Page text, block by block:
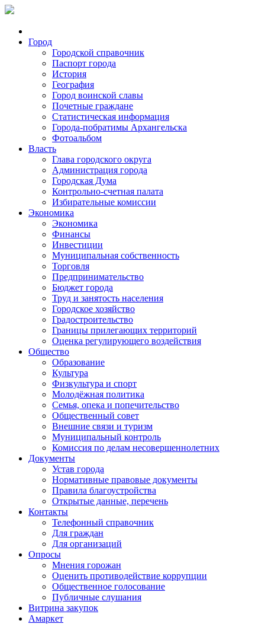
Город
Городской справочник
Паспорт города
История
География
Город воинской славы
Почетные граждане
Статистическая информация
Города-побратимы Архангельска
Фотоальбом
Власть
Глава городского округа
Администрация города
Городская Дума
Контрольно-счетная палата
Избирательные комиссии
Экономика
Экономика
Финансы
Инвестиции
Муниципальная собственность
Торговля
Предпринимательство
Бюджет города
Труд и занятость населения
Городское хозяйство
Градостроительство
Границы прилегающих территорий
Оценка регулирующего воздействия
Общество
Образование
Культура
Физкультура и спорт
Молодёжная политика
Семья, опека и попечительство
Общественный совет
Внешние связи и туризм
Муниципальный контроль
Комиссия по делам несовершеннолетних
Документы
Устав города
Нормативные правовые документы
Правила благоустройства
Открытые данные, перечень
Контакты
Телефонный справочник
Для граждан
Для организаций
Опросы
Мнения горожан
Оценить противодействие коррупции
Общественное голосование
Публичные слушания
Витрина закупок
Амаркет